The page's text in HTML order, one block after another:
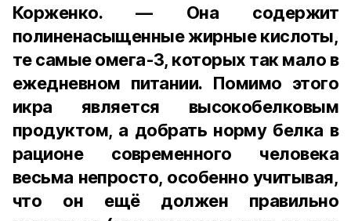
Корженко. — Она содержит
полиненасыщенные жирные кислоты,
те самые омега-3, которых так мало в
ежедневном питании. Помимо этого
икра является высокобелковым
продуктом, а добрать норму белка в
рационе современного человека
весьма непросто, особенно учитывая,
что он ещё должен правильно